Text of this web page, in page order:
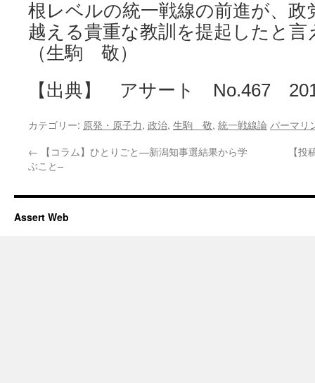
根レベルの統一戦線の前進が、政
越える貴重な教訓を提起したと言
（生駒 敬）
【出典】 アサート No.467
カテゴリー: 原発・原子力, 政治, 生駒 敬, 統一戦線論 パーマリ
← 【コラム】ひとりごと—新潟知事選結果から学
ぶこと–
【
Assert Web